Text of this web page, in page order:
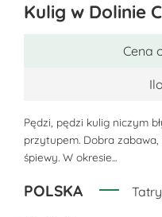
produkt
można
wybrać
na
stronie
Kulig w Dolinie
Cena
Pędzi, pędzi kulig niczym
przytupem. Dobra zabawa,
śpiewy. W okresie...
POLSKA Tatry